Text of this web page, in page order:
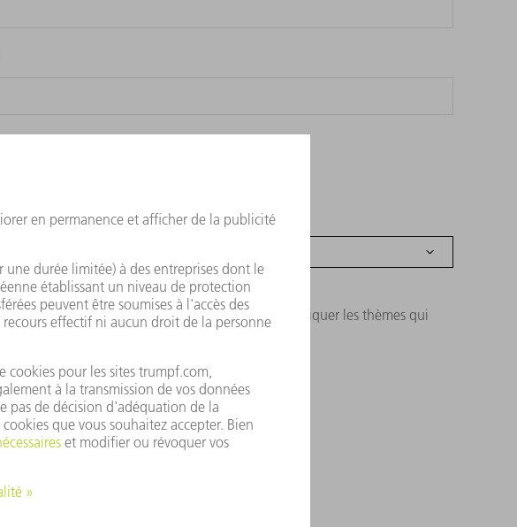
vous ?
c'est pourquoi nous vous prions de nous communiquer les thèmes qui